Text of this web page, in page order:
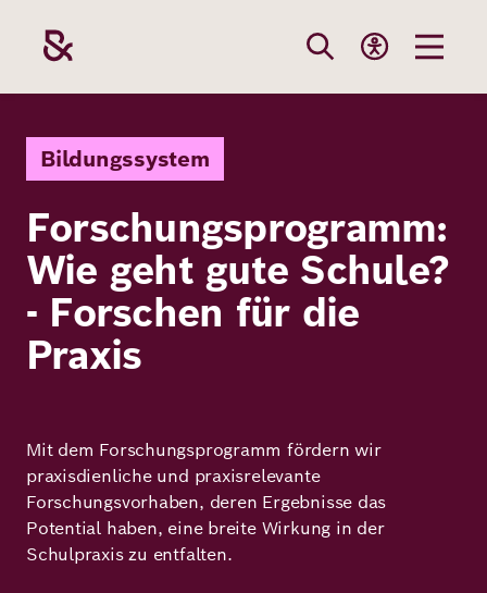
Inhalt
Stiftung
Themen
Förderung
Karriere
Die Stiftung
Team
Haltung
Jahresbericht
Unsere
Themen
Bildung
Resilienz
Demokratie
Wie wir
Fördergebiete
Bei uns
Bildungssystem
Forschungsprogramm:
Wie geht gute Schule?
- Forschen für die
Praxis
Mit dem Forschungsprogramm fördern wir
praxisdienliche und praxisrelevante
Forschungsvorhaben, deren Ergebnisse das
Potential haben, eine breite Wirkung in der
Schulpraxis zu entfalten.